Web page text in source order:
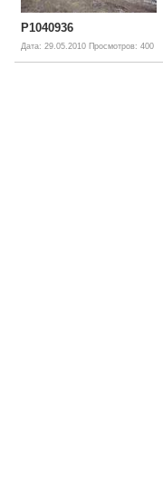
P1040936
Дата: 29.05.2010 Просмотров: 400